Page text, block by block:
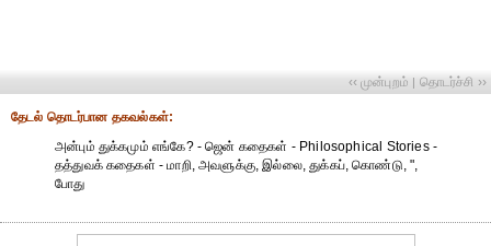
‹‹ முன்புறம் | தொடர்ச்சி ››
தேட‌ல் தொட‌ர்பான தகவ‌ல்க‌ள்:
அன்பும் துக்கமும் எங்கே? - ஜென் கதைகள் - Philosophical Stories -
தத்துவக் கதைகள் - மாறி, அவளுக்கு, இல்லை, துக்கப், கொண்டு, ",
போது